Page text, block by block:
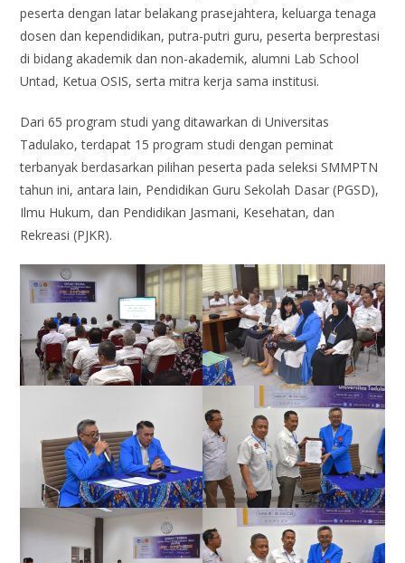
peserta dengan latar belakang prasejahtera, keluarga tenaga
dosen dan kependidikan, putra-putri guru, peserta berprestasi
di bidang akademik dan non-akademik, alumni Lab School
Untad, Ketua OSIS, serta mitra kerja sama institusi.
Dari 65 program studi yang ditawarkan di Universitas
Tadulako, terdapat 15 program studi dengan peminat
terbanyak berdasarkan pilihan peserta pada seleksi SMMPTN
tahun ini, antara lain, Pendidikan Guru Sekolah Dasar (PGSD),
Ilmu Hukum, dan Pendidikan Jasmani, Kesehatan, dan
Rekreasi (PJKR).